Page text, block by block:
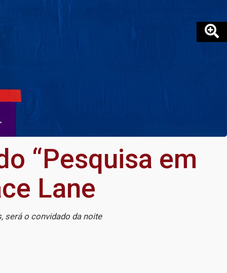
“Pesquisa em
Lane
será o convidado da noite